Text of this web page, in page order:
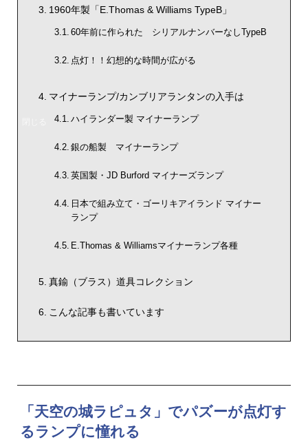
1960年製「E.Thomas & Williams TypeB」
60年前に作られた シリアルナンバーなしTypeB
点灯！！幻想的な時間が広がる
マイナーランプ/カンブリアランタンの入手は
ハイランダー製 マイナーランプ
銀の船製 マイナーランプ
英国製・JD Burford マイナーズランプ
日本で組み立て・ゴーリキアイランド マイナー
ランプ
E.Thomas & Williamsマイナーランプ各種
真鍮（ブラス）道具コレクション
こんな記事も書いています
「天空の城ラピュタ」でパズーが点灯す
るランプに憧れる